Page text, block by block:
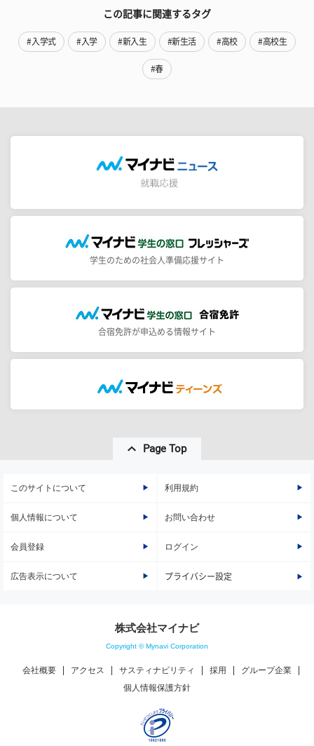
この記事に関連するタグ
#入学式 #入学 #新入生 #新生活 #高校 #高校生
#春
学生のための社会人準備応援サイト
合宿免許が申込める情報サイト
Page Top
このサイトについて 利用規約
個人情報について お問い合わせ
会員登録 ログイン
広告表示について プライバシー設定
株式会社マイナビ
Copyright © Mynavi Corporation
会社概要 アクセス サスティナビリティ 採用
グループ企業
個人情報保護方針